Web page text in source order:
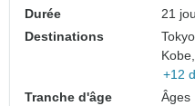
Durée
21
Destinations
Kobe,
+12
Tranche d'âge
Âges